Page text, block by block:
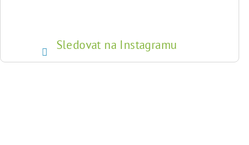
Sledovat na Instagramu